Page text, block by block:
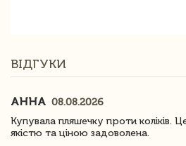
ВІДГУКИ
АННА 08.08.2026
Купувала пляшечку проти коліків.
якістю та ціною задоволена.